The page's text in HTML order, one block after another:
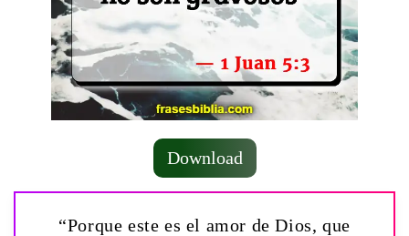
Download
“Porque este es el amor de Dios, que